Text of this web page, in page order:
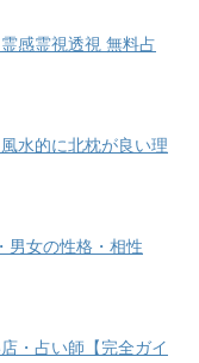
感霊視透視 無料占
水的に北枕が良い理
男女の性格・相性
・占い師【完全ガイ